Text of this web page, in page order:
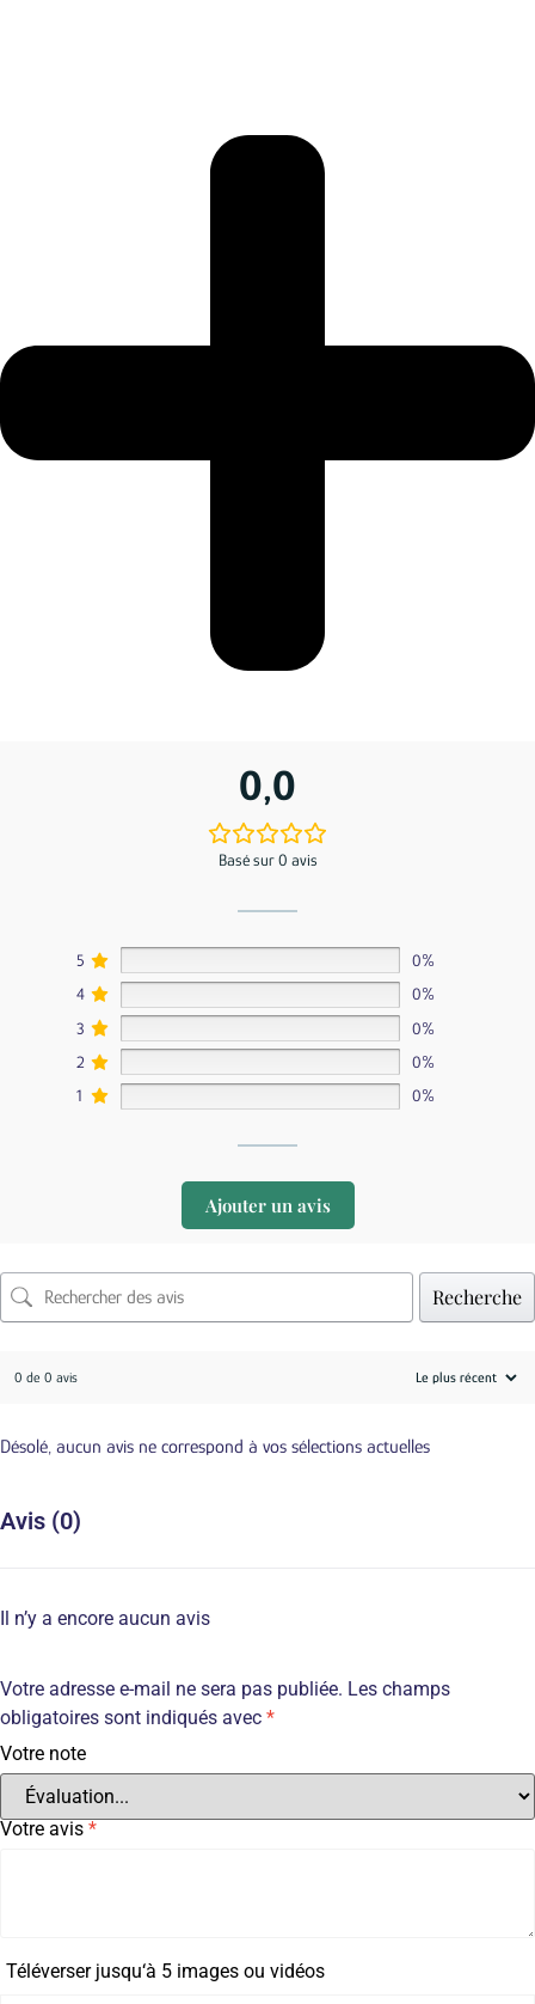
0,0
Basé sur 0 avis
5
0%
4
0%
3
0%
2
0%
1
0%
Ajouter un avis
Recherche
0 de 0 avis
Désolé, aucun avis ne correspond à vos sélections actuelles
Avis (0)
Il n’y a encore aucun avis
Votre adresse e-mail ne sera pas publiée. Les champs
obligatoires sont indiqués avec *
Votre note
Votre avis *
Téléverser jusqu‘à 5 images ou vidéos